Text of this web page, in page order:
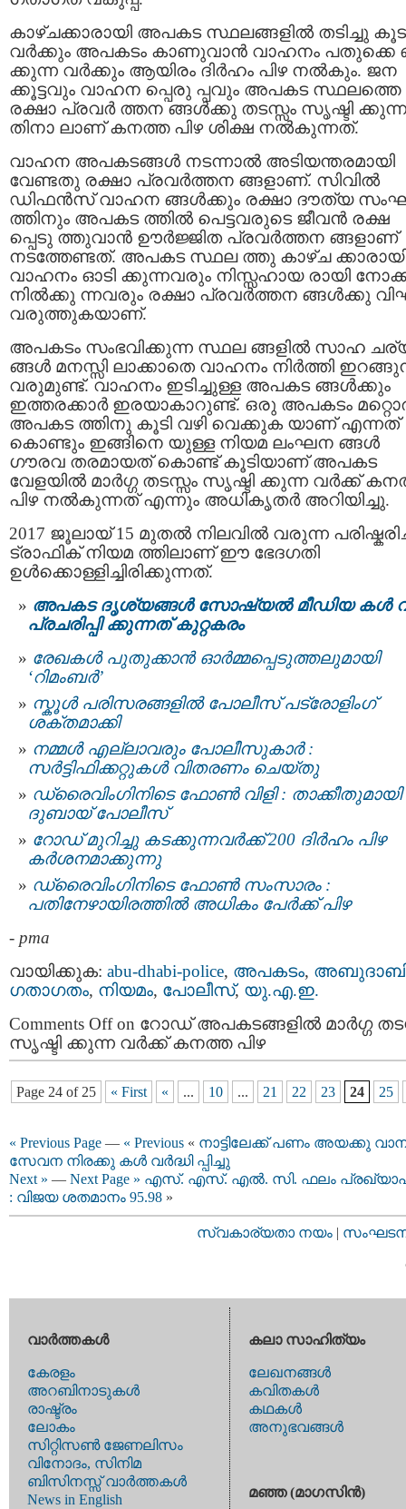
കാഴ്ചക്കാരായി അപകട സ്ഥലങ്ങളില്‍ തടിച്ചു
വർക്കും അപകടം കാണുവാൻ വാഹനം പതുക്കെ
ക്കുന്ന വർക്കും ആയിരം ദിർഹം പിഴ നൽകും. ജന
ക്കൂട്ടവും വാഹന പ്പെരു പ്പവും അപകട സ്ഥലത്തെ
രക്ഷാ പ്രവർ ത്തന ങ്ങൾക്കു തടസ്സം സൃഷ്ടി ക്കുന്ന
തിനാ ലാണ് കനത്ത പിഴ ശിക്ഷ നൽകുന്നത്.
വാഹന അപകടങ്ങൾ നടന്നാൽ അടിയന്തരമായി
വേണ്ടതു രക്ഷാ പ്രവർത്തന ങ്ങളാണ്. സിവിൽ
ഡിഫൻസ് വാഹന ങ്ങള്‍ക്കും രക്ഷാ ദൗത്യ
ത്തിനും അപകട ത്തിൽ പെട്ടവരുടെ ജീവൻ രക്ഷ
പ്പെടു ത്തുവാൻ ഊർജ്ജിത പ്രവർത്തന ങ്ങളാണ്
നടത്തേണ്ടത്. അപകട സ്ഥല ത്തു കാഴ്ച
വാഹനം ഓടി ക്കുന്നവരും നിസ്സഹായ രായി
നിൽക്കു ന്നവരും രക്ഷാ പ്രവർത്തന ങ്ങൾക്കു
വരുത്തുകയാണ്.
അപകടം സംഭവിക്കുന്ന സ്ഥല ങ്ങളിൽ സാഹ
ങ്ങൾ മനസ്സി ലാക്കാതെ വാഹനം നിർത്തി
വരുമുണ്ട്. വാഹനം ഇടിച്ചുള്ള അപകട ങ്ങൾക്കും
ഇത്തരക്കാർ ഇരയാകാറുണ്ട്. ഒരു അപകടം
അപകട ത്തിനു കൂടി വഴി വെക്കുക യാണ് എന്നത്
കൊണ്ടും ഇങ്ങിനെ യുള്ള നിയമ ലംഘന ങ്ങൾ
ഗൗരവ തരമായത് കൊണ്ട് കൂടിയാണ് അപകട
വേളയിൽ മാർഗ്ഗ തടസ്സം സൃഷ്ടി ക്കുന്ന വർക്ക്
പിഴ നൽകുന്നത് എന്നും അധികൃതർ അറിയിച്ചു.
2017 ജൂലായ്‌ 15 മുതൽ നിലവിൽ വരുന്ന
ട്രാഫിക് നിയമ ത്തിലാണ് ഈ ഭേദഗതി
ഉൾക്കൊള്ളിച്ചിരിക്കുന്നത്.
അപകട ദൃശ്യങ്ങൾ സോഷ്യൽ മീഡിയ കൾ
പ്രചരിപ്പി ക്കുന്നത് കുറ്റകരം
രേഖകള്‍ പുതുക്കാന്‍ ഓര്‍മ്മപ്പെടുത്തലുമായി
‘റിമംബര്‍’
സ്കൂള്‍ പരിസരങ്ങളില്‍ പോലീസ് പട്രോളിംഗ്
ശക്തമാക്കി
നമ്മൾ എല്ലാവരും പോലീസുകാർ :
സര്‍ട്ടിഫിക്കറ്റുകള്‍ വിതരണം ചെയ്തു
ഡ്രൈവിംഗിനിടെ ഫോണ്‍ വിളി : താക്കീതുമായി
ദുബായ് പോലീസ്
റോഡ് മുറിച്ചു കടക്കുന്നവര്‍ക്ക് 200 ദിര്‍ഹം പിഴ
കര്‍ശനമാക്കുന്നു
ഡ്രൈവിംഗിനിടെ ഫോണ്‍ സംസാരം :
പതിനേഴായിരത്തില്‍ അധികം പേര്‍ക്ക് പിഴ
- pma
വായിക്കുക: abu-dhabi-police, അപകടം,
ഗതാഗതം, നിയമം, പോലീസ്, യു.എ.ഇ.
Comments Offon റോഡ് അപകടങ്ങളില്‍ മാർഗ്ഗ
സൃഷ്ടി ക്കുന്ന വർക്ക് കനത്ത പിഴ
Page 24 of 25 « First « ... 10 ... 21 22 23 24 25
« Previous Page — « Previous « നാട്ടിലേക്ക് പണം അയക്കു
സേവന നിരക്കു കള്‍ വര്‍ദ്ധി പ്പിച്ചു
Next » — Next Page » എസ്. എസ്. എൽ. സി. ഫലം
: വിജയ ശതമാനം 95.98 »
സ്വകാര്യതാ നയം |
വാര്‍ത്തകള്‍
കേരളം
അറബിനാടുകള്‍
രാഷ്ട്രം
ലോകം
സിറ്റിസണ്‍ ജേണലിസം
വിനോദം, സിനിമ
ബിസിനസ്സ് വാര്‍ത്തകള്‍
News in English
കലാ സാഹിത്യം
ലേഖനങ്ങള്‍
കവിതകള്‍
കഥകള്‍
അനുഭവങ്ങള്‍
മഞ്ഞ (മാഗസിന്‍)